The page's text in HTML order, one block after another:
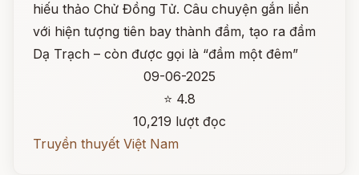
hiếu thảo Chử Đồng Tử. Câu chuyện gắn liền
với hiện tượng tiên bay thành đầm, tạo ra đầm
Dạ Trạch – còn được gọi là “đầm một đêm”
09-06-2025
⭐ 4.8
10,219 lượt đọc
Truyền thuyết Việt Nam